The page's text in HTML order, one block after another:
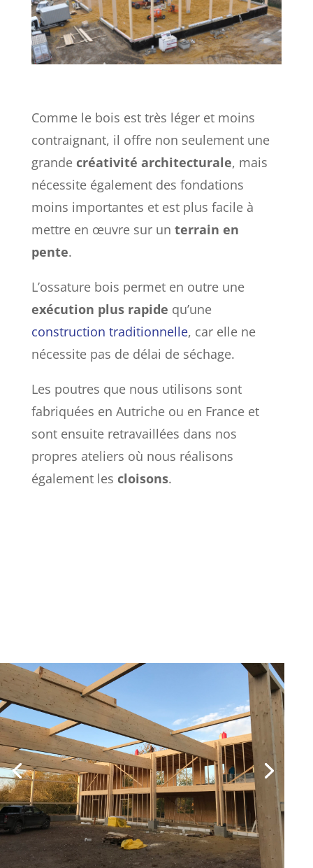
Comme le bois est très léger et moins
contraignant, il offre non seulement une
grande créativité architecturale, mais
nécessite également des fondations
moins importantes et est plus facile à
mettre en œuvre sur un terrain en
pente.
L’ossature bois permet en outre une
exécution plus rapide qu’une
construction traditionnelle, car elle ne
nécessite pas de délai de séchage.
Les poutres que nous utilisons sont
fabriquées en Autriche ou en France et
sont ensuite retravaillées dans nos
propres ateliers où nous réalisons
également les cloisons.